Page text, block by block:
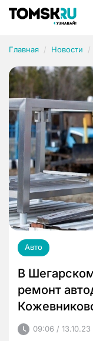
Главная Новости
Авто
В
ремонт
09:06 / 13.10.23